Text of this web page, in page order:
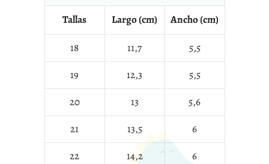
Tallas
Largo (cm) Ancho (cm)
18 11,7
5,5
19
12,3
5,5
20
13
5,6
21
13,5
6
22
14,2
6